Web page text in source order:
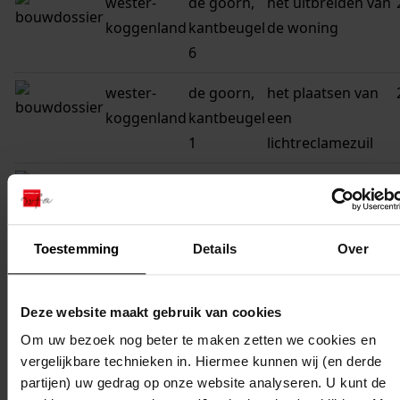
Toestemming Details Over
Deze website maakt gebruik van cookies
Om uw bezoek nog beter te maken zetten we cookies en
vergelijkbare technieken in. Hiermee kunnen wij (en derde
partijen) uw gedrag op onze website analyseren. U kunt de
koggenlandkantbeugel
6
de woning
wester-
koggenland
de goorn,
kantbeugel
1
het plaatsen van
een
lichtreclamezuil
het plaatsen van
een dakkapel en
koggenlandkantbeugel
48
serre
wester-
de goorn,
de bouw van een